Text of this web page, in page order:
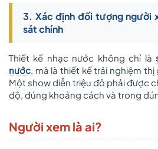
3. Xác định đối tượng người
sát chính
Thiết kế nhạc nước không chỉ là
nước, mà là thiết kế trải nghiệm
Một show diễn triệu đô phải được
độ, đúng khoảng cách và trong
Người xem là ai?